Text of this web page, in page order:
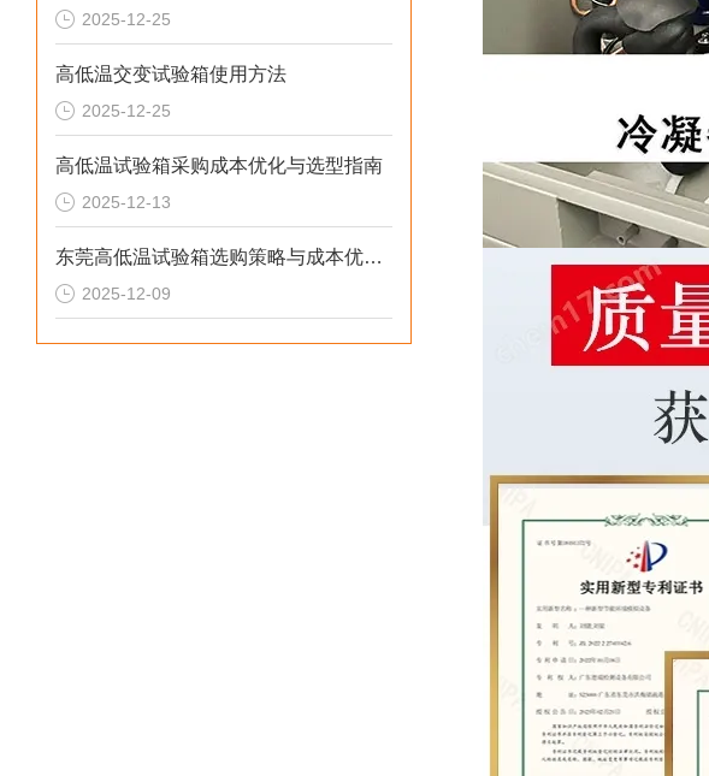
2025-12-25
高低温交变试验箱使用方法
2025-12-25
高低温试验箱采购成本优化与选型指南
2025-12-13
东莞高低温试验箱选购策略与成本优化解决方案
2025-12-09